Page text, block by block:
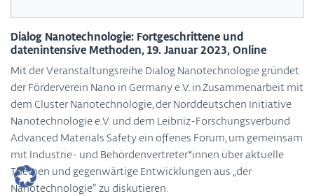
Dialog Nanotechnologie: Fortgeschrittene und
datenintensive Methoden, 19. Januar 2023, Online
Mit der Veranstaltungsreihe Dialog Nanotechnologie gründet
der Förderverein Nano in Germany e.V. in Zusammenarbeit mit
dem Cluster Nanotechnologie, der Norddeutschen Initiative
Nanotechnologie e.V. und dem Leibniz-Forschungsverbund
Advanced Materials Safety ein offenes Forum, um gemeinsam
mit Industrie- und Behördenvertreter*innen über aktuelle
Themen und gegenwärtige Entwicklungen aus „der
Nanotechnologie“ zu diskutieren.